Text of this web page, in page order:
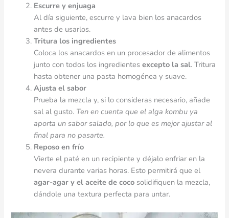
Escurre y enjuaga
Al día siguiente, escurre y lava bien los anacardos
antes de usarlos.
Tritura los ingredientes
Coloca los anacardos en un procesador de alimentos
junto con todos los ingredientesexcepto la sal. Tritura
hasta obtener una pasta homogénea y suave.
Ajusta el sabor
Prueba la mezcla y, si lo consideras necesario, añade
sal al gusto. Ten en cuenta que el alga kombu ya
aporta un sabor salado, por lo que es mejor ajustar al
final para no pasarte.
Reposo en frío
Vierte el paté en un recipiente y déjalo enfriar en la
nevera durante varias horas. Esto permitirá que el
agar-agar y el aceite de coco solidifiquen la mezcla,
dándole una textura perfecta para untar.